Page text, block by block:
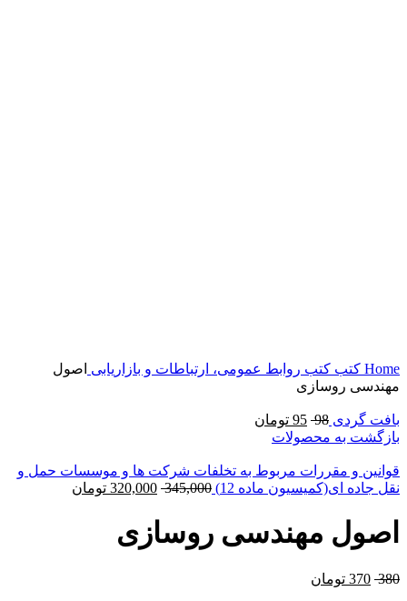
Home کتب کتب روابط عمومی، ارتباطات و بازاریابی اصول
مهندسی روسازی
بافت گردی 98
95 تومان
بازگشت به محصولات
قوانین و مقررات مربوط به تخلفات شرکت ها و موسسات حمل و
نقل جاده ای(کمیسیون ماده 12)
345,000
320,000 تومان
اصول مهندسی روسازی
380
370 تومان